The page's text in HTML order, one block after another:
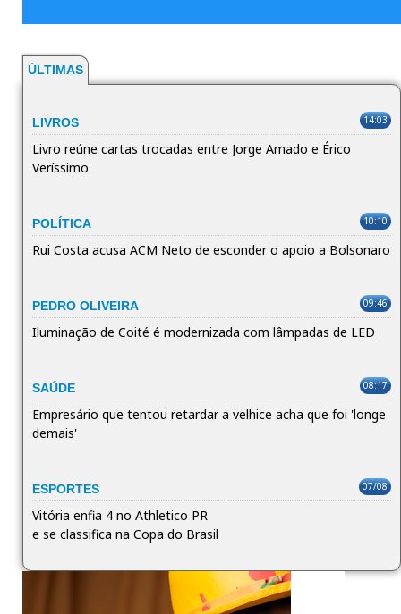
ÚLTIMAS
LIVROS 14:03
Livro reúne cartas trocadas entre Jorge Amado e Érico
Veríssimo
POLÍTICA 10:10
Rui Costa acusa ACM Neto de esconder o apoio a Bolsonaro
PEDRO OLIVEIRA 09:46
Iluminação de Coité é modernizada com lâmpadas de LED
SAÚDE 08:17
Empresário que tentou retardar a velhice acha que foi 'longe
demais'
ESPORTES 07/08
Vitória enfia 4 no Athletico PR
e se classifica na Copa do Brasil